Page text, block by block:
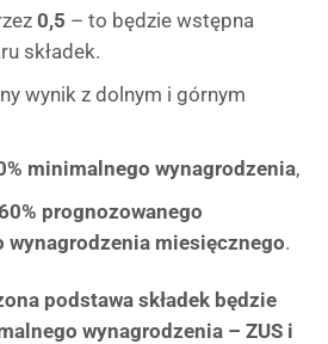
0,5 – to będzie wstępna
składek.
wynik z dolnym i górnym
minimalnego wynagrodzenia,
prognozowanego
wynagrodzenia miesięcznego.
podstawa składek będzie
wynagrodzenia – ZUS i